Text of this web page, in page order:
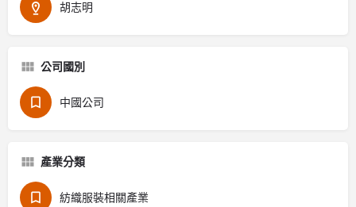
胡志明
公司國別
中國公司
產業分類
紡織服裝相關產業